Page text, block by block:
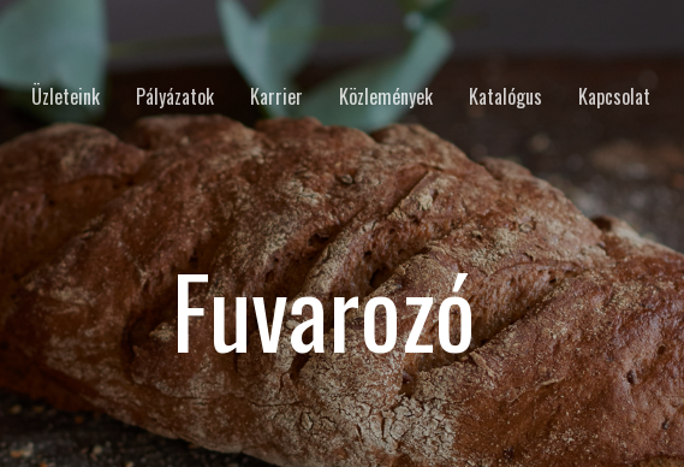
Üzleteink Pályázatok Karrier Közlemények Katalógus Kapcsolat
Fuvarozó